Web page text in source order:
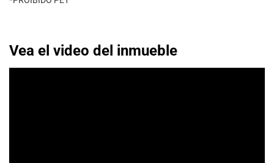
Vea el video del inmueble